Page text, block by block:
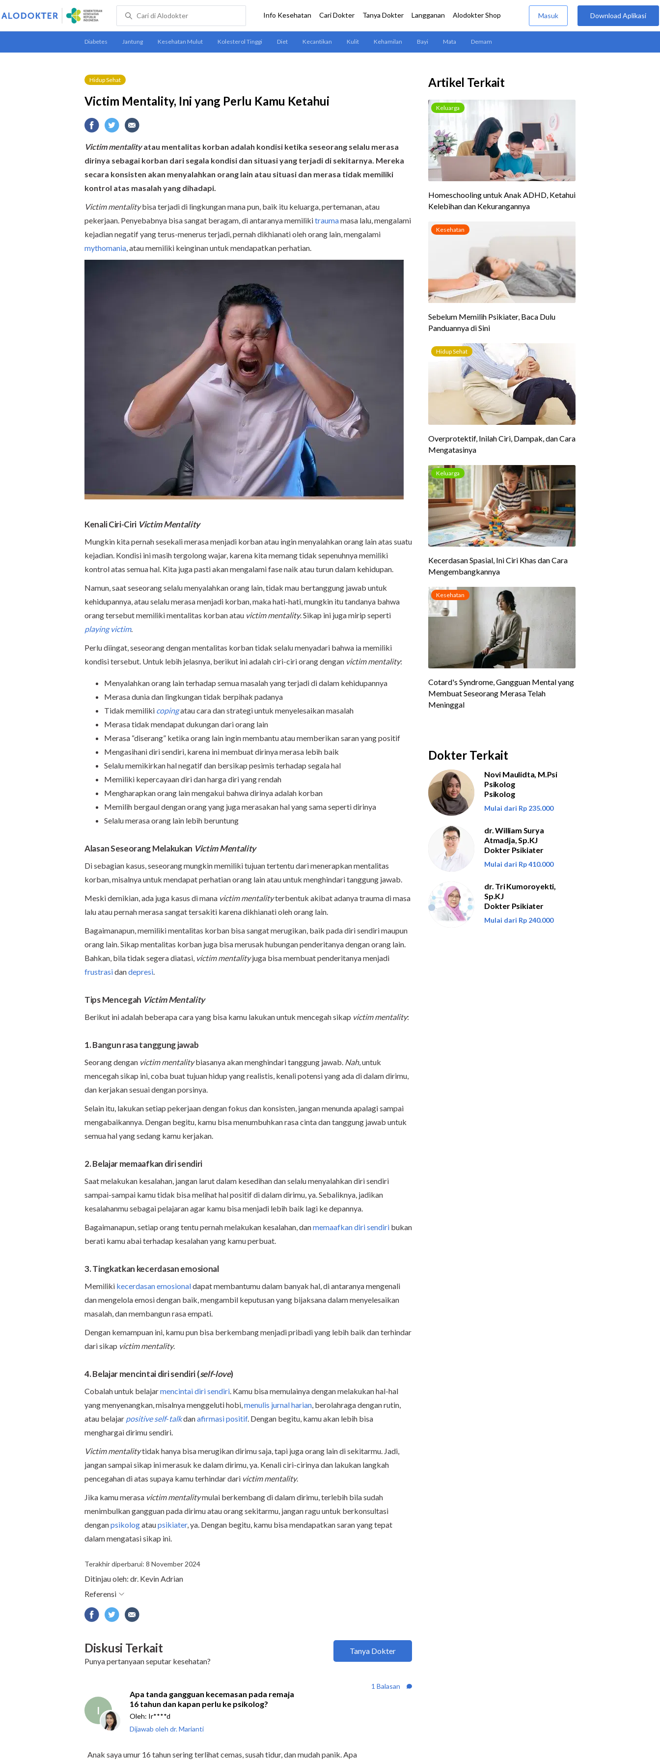
Hidup Sehat
Victim Mentality, Ini yang Perlu Kamu Ketahui
Victim mentalityatau mentalitas korban adalah kondisi ketika seseorang selalu merasa
dirinya sebagai korban dari segala kondisi dan situasi yang terjadi di sekitarnya. Mereka
secara konsisten akan menyalahkan orang lain atau situasi dan merasa tidak memiliki
kontrol atas masalah yang dihadapi.
Victim mentalitybisa terjadi di lingkungan mana pun, baik itu keluarga, pertemanan, atau
pekerjaan. Penyebabnya bisa sangat beragam, di antaranya memilikitraumamasa lalu, mengalami
kejadian negatif yang terus-menerus terjadi, pernah dikhianati oleh orang lain, mengalami
mythomania, atau memiliki keinginan untuk mendapatkan perhatian.
Kenali Ciri-Ciri Victim Mentality
Mungkin kita pernah sesekali merasa menjadi korban atau ingin menyalahkan orang lain atas suatu
kejadian. Kondisi ini masih tergolong wajar, karena kita memang tidak sepenuhnya memiliki
kontrol atas semua hal. Kita juga pasti akan mengalami fase naik atau turun dalam kehidupan.
Namun, saat seseorang selalu menyalahkan orang lain, tidak mau bertanggung jawab untuk
kehidupannya, atau selalu merasa menjadi korban, maka hati-hati, mungkin itu tandanya bahwa
orang tersebut memiliki mentalitas korban atau victim mentality. Sikap ini juga mirip seperti
playing victim.
Perlu diingat, seseorang dengan mentalitas korban tidak selalu menyadari bahwa ia memiliki
kondisi tersebut. Untuk lebih jelasnya, berikut ini adalah ciri-ciri orang dengan victim mentality:
Menyalahkan orang lain terhadap semua masalah yang terjadi di dalam kehidupannya
Merasa dunia dan lingkungan tidak berpihak padanya
Tidak memiliki copingatau cara dan strategi untuk menyelesaikan masalah
Merasa tidak mendapat dukungan dari orang lain
Merasa “diserang” ketika orang lain ingin membantu atau memberikan saran yang positif
Mengasihani diri sendiri, karena ini membuat dirinya merasa lebih baik
Selalu memikirkan hal negatif dan bersikap pesimis terhadap segala hal
Memiliki kepercayaan diri dan harga diri yang rendah
Mengharapkan orang lain mengakui bahwa dirinya adalah korban
Memilih bergaul dengan orang yang juga merasakan hal yang sama seperti dirinya
Selalu merasa orang lain lebih beruntung
Alasan Seseorang Melakukan Victim Mentality
Di sebagian kasus, seseorang mungkin memiliki tujuan tertentu dari menerapkan mentalitas
korban, misalnya untuk mendapat perhatian orang lain atau untuk menghindari tanggung jawab.
Meski demikian, ada juga kasus di mana victim mentalityterbentuk akibat adanya trauma di masa
lalu atau pernah merasa sangat tersakiti karena dikhianati oleh orang lain.
Bagaimanapun, memiliki mentalitas korban bisa sangat merugikan, baik pada diri sendiri maupun
orang lain. Sikap mentalitas korban juga bisa merusak hubungan penderitanya dengan orang lain.
Bahkan, bila tidak segera diatasi, victim mentalityjuga bisa membuat penderitanya menjadi
frustrasidandepresi.
Tips Mencegah Victim Mentality
Berikut ini adalah beberapa cara yang bisa kamu lakukan untuk mencegah sikap victim mentality:
1. Bangun rasa tanggung jawab
Seorang dengan victim mentalitybiasanya akan menghindari tanggung jawab. Nah, untuk
mencegah sikap ini, coba buat tujuan hidup yang realistis, kenali potensi yang ada di dalam dirimu,
dan kerjakan sesuai dengan porsinya.
Selain itu, lakukan setiap pekerjaan dengan fokus dan konsisten, jangan menunda apalagi sampai
mengabaikannya. Dengan begitu, kamu bisa menumbuhkan rasa cinta dan tanggung jawab untuk
semua hal yang sedang kamu kerjakan.
2. Belajar memaafkan diri sendiri
Saat melakukan kesalahan, jangan larut dalam kesedihan dan selalu menyalahkan diri sendiri
sampai-sampai kamu tidak bisa melihat hal positif di dalam dirimu, ya. Sebaliknya, jadikan
kesalahanmu sebagai pelajaran agar kamu bisa menjadi lebih baik lagi ke depannya.
Bagaimanapun, setiap orang tentu pernah melakukan kesalahan, danmemaafkan diri sendiri bukan
berati kamu abai terhadap kesalahan yang kamu perbuat.
3. Tingkatkan kecerdasan emosional
Memiliki kecerdasan emosionaldapat membantumu dalam banyak hal, di antaranya mengenali
dan mengelola emosi dengan baik, mengambil keputusan yang bijaksana dalam menyelesaikan
masalah, dan membangun rasa empati.
Dengan kemampuan ini, kamu pun bisa berkembang menjadi pribadi yang lebih baik dan terhindar
dari sikap victim mentality.
4. Belajar mencintai diri sendiri (self-love)
Cobalah untuk belajarmencintai diri sendiri. Kamu bisa memulainya dengan melakukan hal-hal
yang menyenangkan, misalnya menggeluti hobi,menulis jurnal harian, berolahraga dengan rutin,
atau belajar positive self-talkdanafirmasi positif. Dengan begitu, kamu akan lebih bisa
menghargai dirimu sendiri.
Victim mentalitytidak hanya bisa merugikan dirimu saja, tapi juga orang lain di sekitarmu. Jadi,
jangan sampai sikap ini merasuk ke dalam dirimu, ya. Kenali ciri-cirinya dan lakukan langkah
pencegahan di atas supaya kamu terhindar dari victim mentality.
Jika kamu merasa victim mentalitymulai berkembang di dalam dirimu, terlebih bila sudah
menimbulkan gangguan pada dirimu atau orang sekitarmu, jangan ragu untuk berkonsultasi
denganpsikologataupsikiater, ya. Dengan begitu, kamu bisa mendapatkan saran yang tepat
dalam mengatasi sikap ini.
Terakhir diperbarui: 8 November 2024
Artikel Terkait
Dokter Terkait